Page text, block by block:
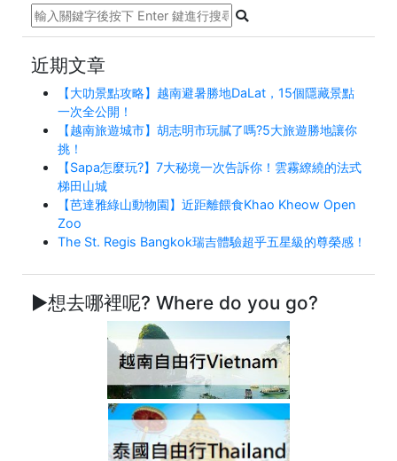
近期文章
【大叻景點攻略】越南避暑勝地DaLat，15個隱藏景點
一次全公開！
【越南旅遊城市】胡志明市玩膩了嗎?5大旅遊勝地讓你
挑！
【Sapa怎麼玩?】7大秘境一次告訴你！雲霧繚繞的法式
梯田山城
【芭達雅綠山動物園】近距離餵食Khao Kheow Open
Zoo
The St. Regis Bangkok瑞吉體驗超乎五星級的尊榮感！
►想去哪裡呢? Where do you go?